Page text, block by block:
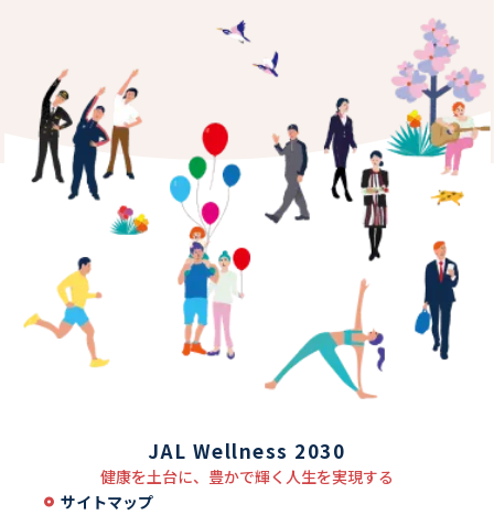
JAL Wellness 2030
健康を土台に、豊かで輝く人生を実現する
サイトマップ